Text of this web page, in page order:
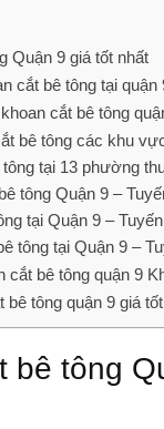
Quận 9 giá tốt nhất
cắt bê tông tại quận
cắt bê tông
bê tông các khu
tông tại 13 phường
tông Quận 9 –
tại Quận 9 –
tông tại Quận 9 –
cắt bê tông quận 9
bê tông quận 9 giá tốt
bê tông